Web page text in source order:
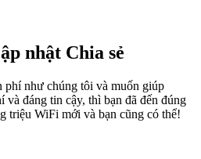
nhật Chia sẻ
phí như chúng tôi và muốn giúp
đáng tin cậy, thì bạn đã đến đúng
triệu WiFi mới và bạn cũng có thể!